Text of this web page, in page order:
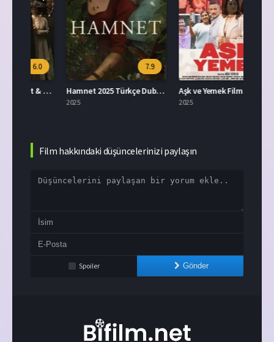
7.9
Hamnet 2025 Türkçe Dublaj İzle
7.5
Aşk ve Yemek Filmi İzle
Film hakkındaki düşüncelerinizi paylaşın
Spoiler Gönder